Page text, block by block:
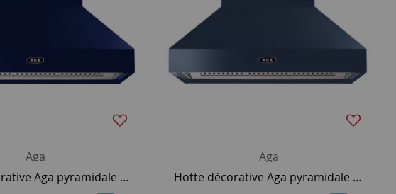
Aga
Hotte décorative Aga pyramidale 90cm 800m3/h (puissance max.) Bleu foncé AGA-HOOD-890 PH-DBL
Aga
Hotte décorative Aga pyramidale 90cm 800m3/h (puissance max.) Bleu Dartmouth AGA-HOOD-890 PH-DAR